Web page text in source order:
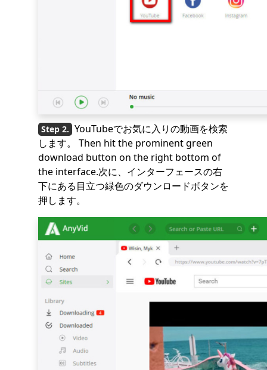
YouTubeでお気に入りの動画を検索
します。 Then hit the prominent green
download button on the right bottom of
the interface.次に、インターフェースの右
下にある目立つ緑色のダウンロードボタンを
押します。